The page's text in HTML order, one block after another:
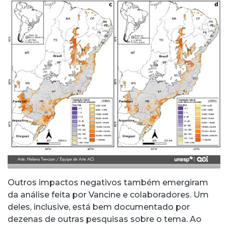
Outros impactos negativos também emergiram
da análise feita por Vancine e colaboradores. Um
deles, inclusive, está bem documentado por
dezenas de outras pesquisas sobre o tema. Ao